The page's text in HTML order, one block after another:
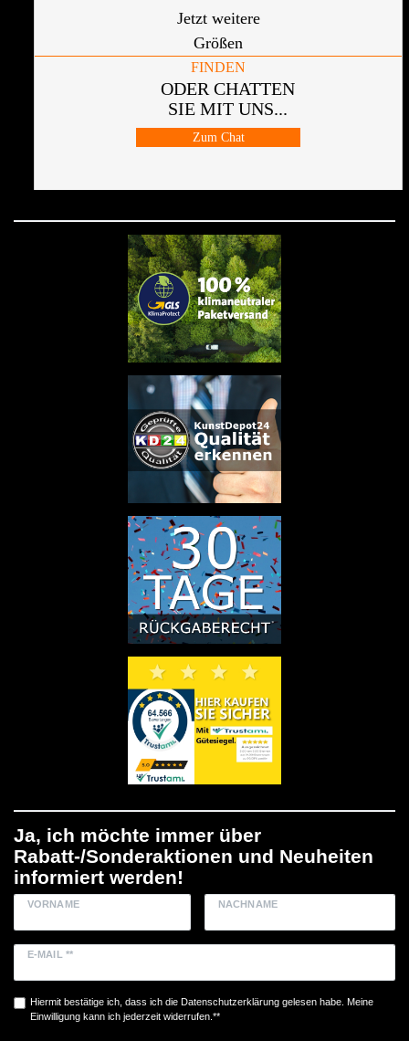
Jetzt weitere
Größen
FINDEN
ODER CHATTEN
SIE MIT UNS...
Zum Chat
Ja, ich möchte immer über
Rabatt-/Sonderaktionen und Neuheiten
informiert werden!
VORNAME NACHNAME
E-MAIL **
Hiermit bestätige ich, dass ich die Daten­schutz­erklärunggelesen habe. Meine
Einwilligung kann ich jederzeit widerrufen.**